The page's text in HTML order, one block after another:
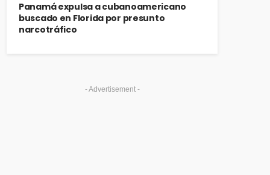
Panamá expulsa a cubanoamericano
buscado en Florida por presunto
narcotráfico
- Advertisement -